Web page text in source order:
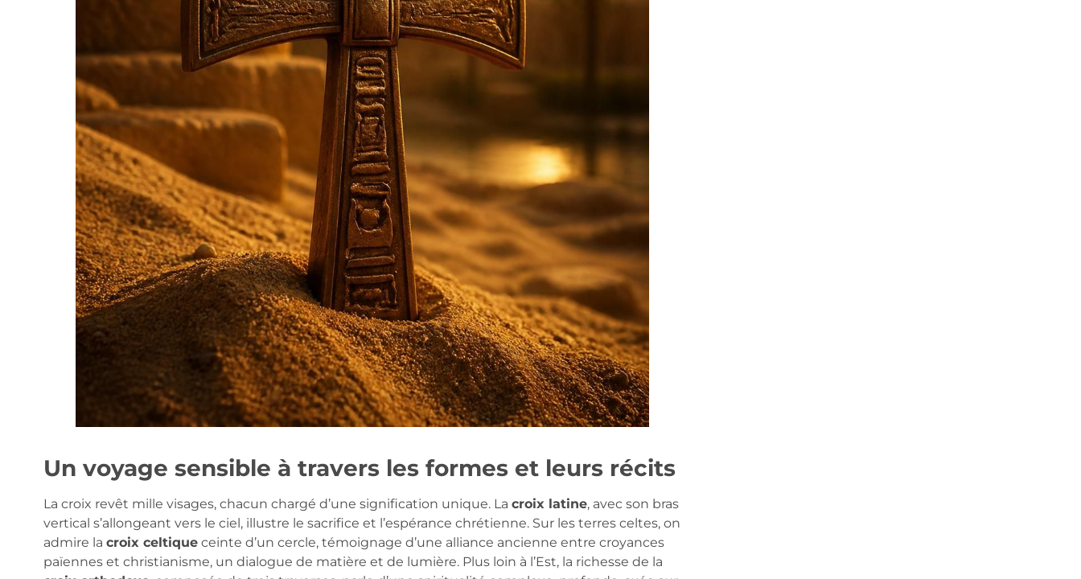
Un voyage sensible à travers les formes et leurs récits
La croix revêt mille visages, chacun chargé d’une signification unique. La croix latine, avec son bras
vertical s’allongeant vers le ciel, illustre le sacrifice et l’espérance chrétienne. Sur les terres celtes, on
admire la croix celtiqueceinte d’un cercle, témoignage d’une alliance ancienne entre croyances
païennes et christianisme, un dialogue de matière et de lumière. Plus loin à l’Est, la richesse de la